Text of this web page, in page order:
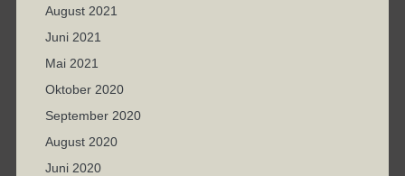
August 2021
Juni 2021
Mai 2021
Oktober 2020
September 2020
August 2020
Juni 2020